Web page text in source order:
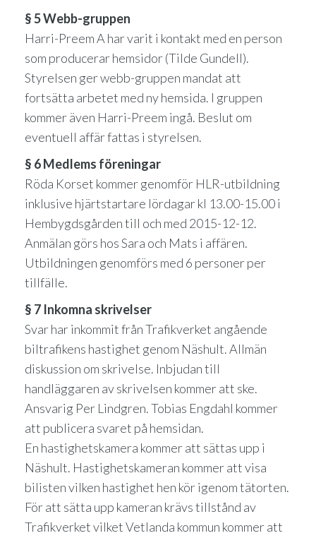
§ 5 Webb-gruppen
Harri-Preem A har varit i kontakt med en person
som producerar hemsidor (Tilde Gundell).
Styrelsen ger webb-gruppen mandat att
fortsätta arbetet med ny hemsida. I gruppen
kommer även Harri-Preem ingå. Beslut om
eventuell affär fattas i styrelsen.
§ 6 Medlems föreningar
Röda Korset kommer genomför HLR-utbildning
inklusive hjärtstartare lördagar kl 13.00-15.00 i
Hembygdsgården till och med 2015-12-12.
Anmälan görs hos Sara och Mats i affären.
Utbildningen genomförs med 6 personer per
tillfälle.
§ 7 Inkomna skrivelser
Svar har inkommit från Trafikverket angående
biltrafikens hastighet genom Näshult. Allmän
diskussion om skrivelse. Inbjudan till
handläggaren av skrivelsen kommer att ske.
Ansvarig Per Lindgren. Tobias Engdahl kommer
att publicera svaret på hemsidan.
En hastighetskamera kommer att sättas upp i
Näshult. Hastighetskameran kommer att visa
bilisten vilken hastighet hen kör igenom tätorten.
För att sätta upp kameran krävs tillstånd av
Trafikverket vilket Vetlanda kommun kommer att